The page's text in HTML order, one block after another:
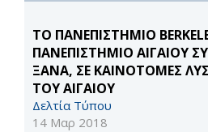
ΤΟ ΠΑΝΕΠΙΣΤΗΜΙΟ
ΠΑΝΕΠΙΣΤΗΜΙΟ ΑΙΓΑΙΟΥ
ΞΑΝΑ, ΣΕ ΚΑΙΝΟΤΟΜΕΣ
ΤΟΥ ΑΙΓΑΙΟΥ
Δελτία Τύπου
14 Μαρ 2018